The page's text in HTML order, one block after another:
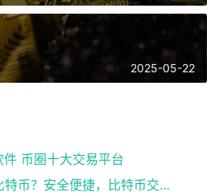
2025-05-22
币圈十大交易平台
12年的时候怎么买比特币？安全便捷，比特币交易首选